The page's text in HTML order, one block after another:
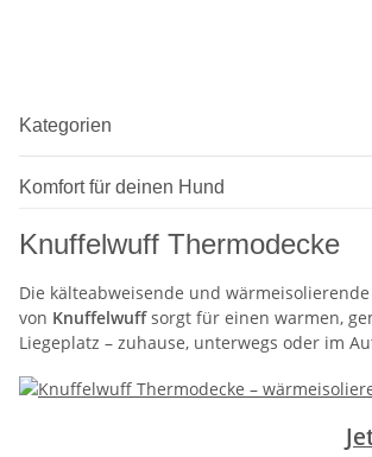
Kategorien
Komfort für deinen Hund
Knuffelwuff Thermodecke
Die kälteabweisende und
von Knuffelwuffsorgt für einen warmen,
Liegeplatz – zuhause, unterwegs oder im